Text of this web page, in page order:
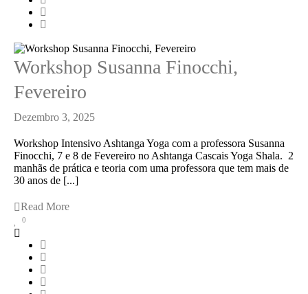
Workshop Susanna Finocchi,
Fevereiro
Dezembro 3, 2025
Workshop Intensivo Ashtanga Yoga com a professora Susanna
Finocchi, 7 e 8 de Fevereiro no Ashtanga Cascais Yoga Shala. 2
manhãs de prática e teoria com uma professora que tem mais de
30 anos de [...]
Read More
0